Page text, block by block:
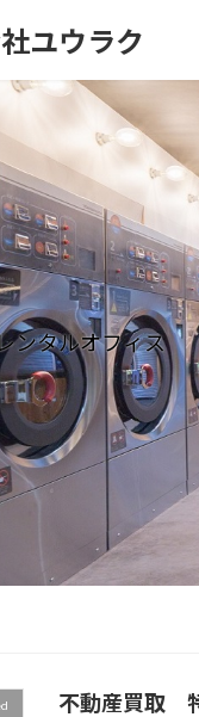
ユウラク
ンタルオフィス
不動産買取